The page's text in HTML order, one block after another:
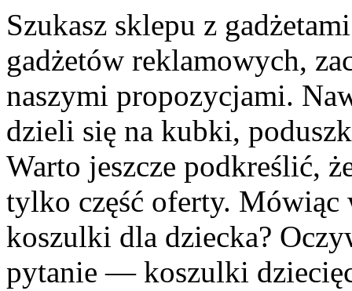
Szukasz sklepu z
gadżetów reklamowych,
naszymi propozycjami.
dzieli się na kubki,
Warto jeszcze podkreślić,
tylko część oferty.
koszulki dla dziecka?
pytanie — koszulki